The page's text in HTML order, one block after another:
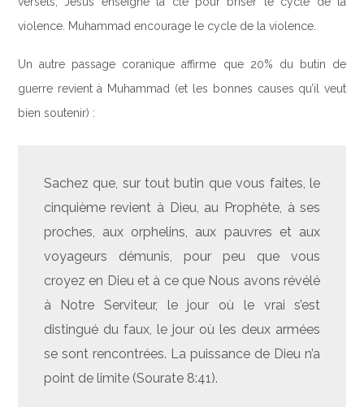
violence. Muhammad encourage le cycle de la violence.
Un autre passage coranique affirme que 20% du butin de
guerre revient à Muhammad (et les bonnes causes qu’il veut
bien soutenir) :
Sachez que, sur tout butin que vous faites, le
cinquième revient à Dieu, au Prophète, à ses
proches, aux orphelins, aux pauvres et aux
voyageurs démunis, pour peu que vous
croyez en Dieu et à ce que Nous avons révélé
à Notre Serviteur, le jour où le vrai s’est
distingué du faux, le jour où les deux armées
se sont rencontrées. La puissance de Dieu n’a
point de limite (Sourate 8:41).